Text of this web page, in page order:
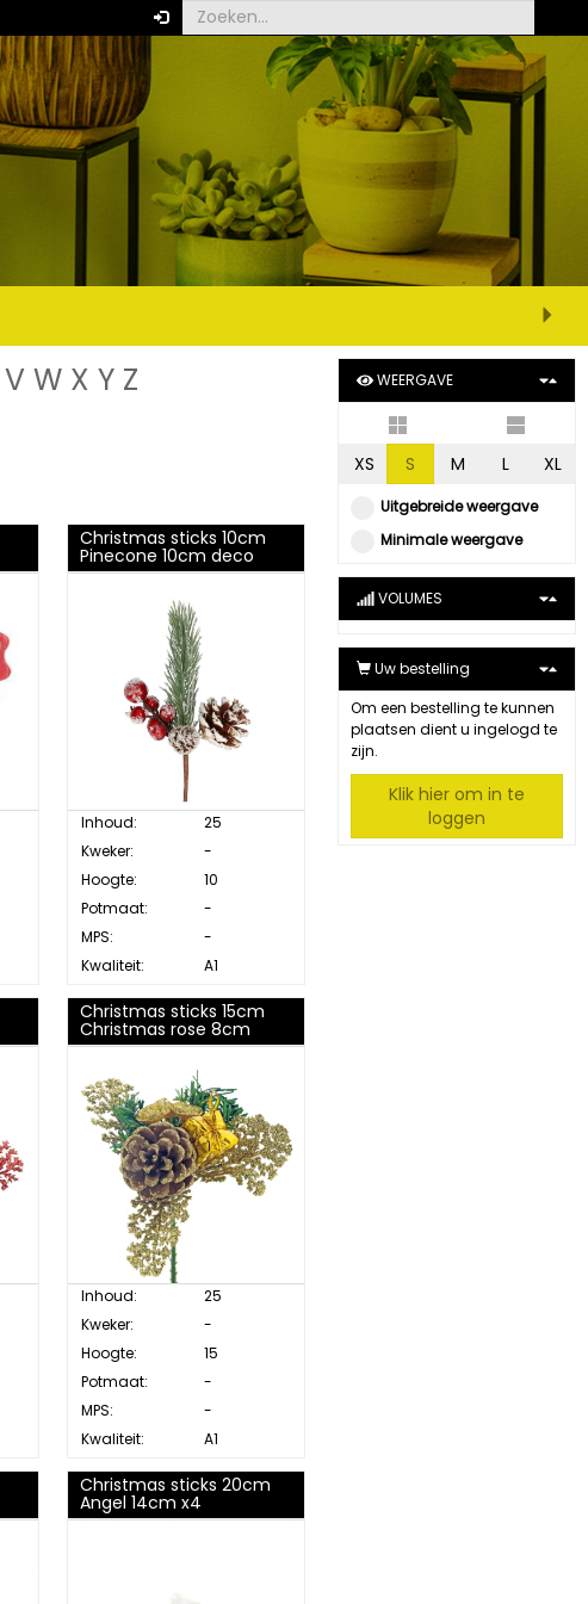
V W X Y Z
Christmas sticks 10cm
Pinecone 10cm deco
Inhoud:
25
Kweker:
-
Hoogte:
10
Potmaat:
-
MPS:
-
Kwaliteit:
A1
Christmas sticks 15cm
Christmas rose 8cm
Inhoud:
25
Kweker:
-
Hoogte:
15
Potmaat:
-
MPS:
-
Kwaliteit:
A1
Christmas sticks 20cm
Angel 14cm x4
WEERGAVE
XS S M L XL
Uitgebreide weergave
Minimale weergave
VOLUMES
Uw bestelling
Om een bestelling te kunnen
plaatsen dient u ingelogd te
zijn.
Klik hier om in te
loggen